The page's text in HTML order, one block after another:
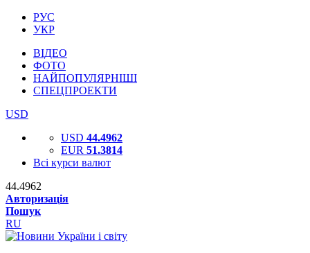
РУС
УКР
ВІДЕО
ФОТО
НАЙПОПУЛЯРНІШІ
СПЕЦПРОЕКТИ
USD
USD 44.4962
EUR 51.3814
Всі курси валют
44.4962
Авторизація
Пошук
RU